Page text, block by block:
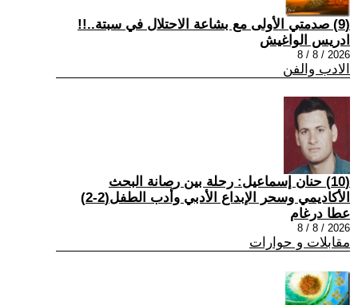
(9) صدمتي الأولى مع بشاعة الاحتلال في سبتة..!!
ادريس الواغيش
2026 / 8 / 8
الادب والفن
(10) حنان إسماعيل: رحلة بين رصانة البحث
الأكاديمي وسحر الإبداع الأدبي وأدب الطفل(2-2)
عطا درغام
2026 / 8 / 8
مقابلات و حوارات